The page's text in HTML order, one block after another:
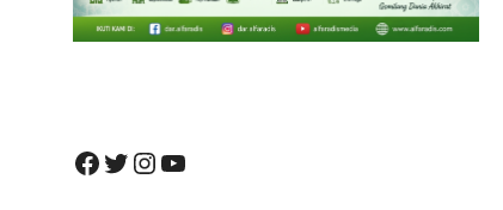
Facebook
Twitter
Instagram
YouTube